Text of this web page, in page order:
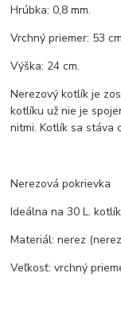
Hrúbka: 0,8 mm.
Vrchný priemer: 53
Výška: 24 cm.
Nerezový kotlík je
kotlíku už nie je
nitmi. Kotlík sa stáva
Nerezová pokrievka
Ideálna na 30 L.
Materiál: nerez
Veľkosť: vrchný